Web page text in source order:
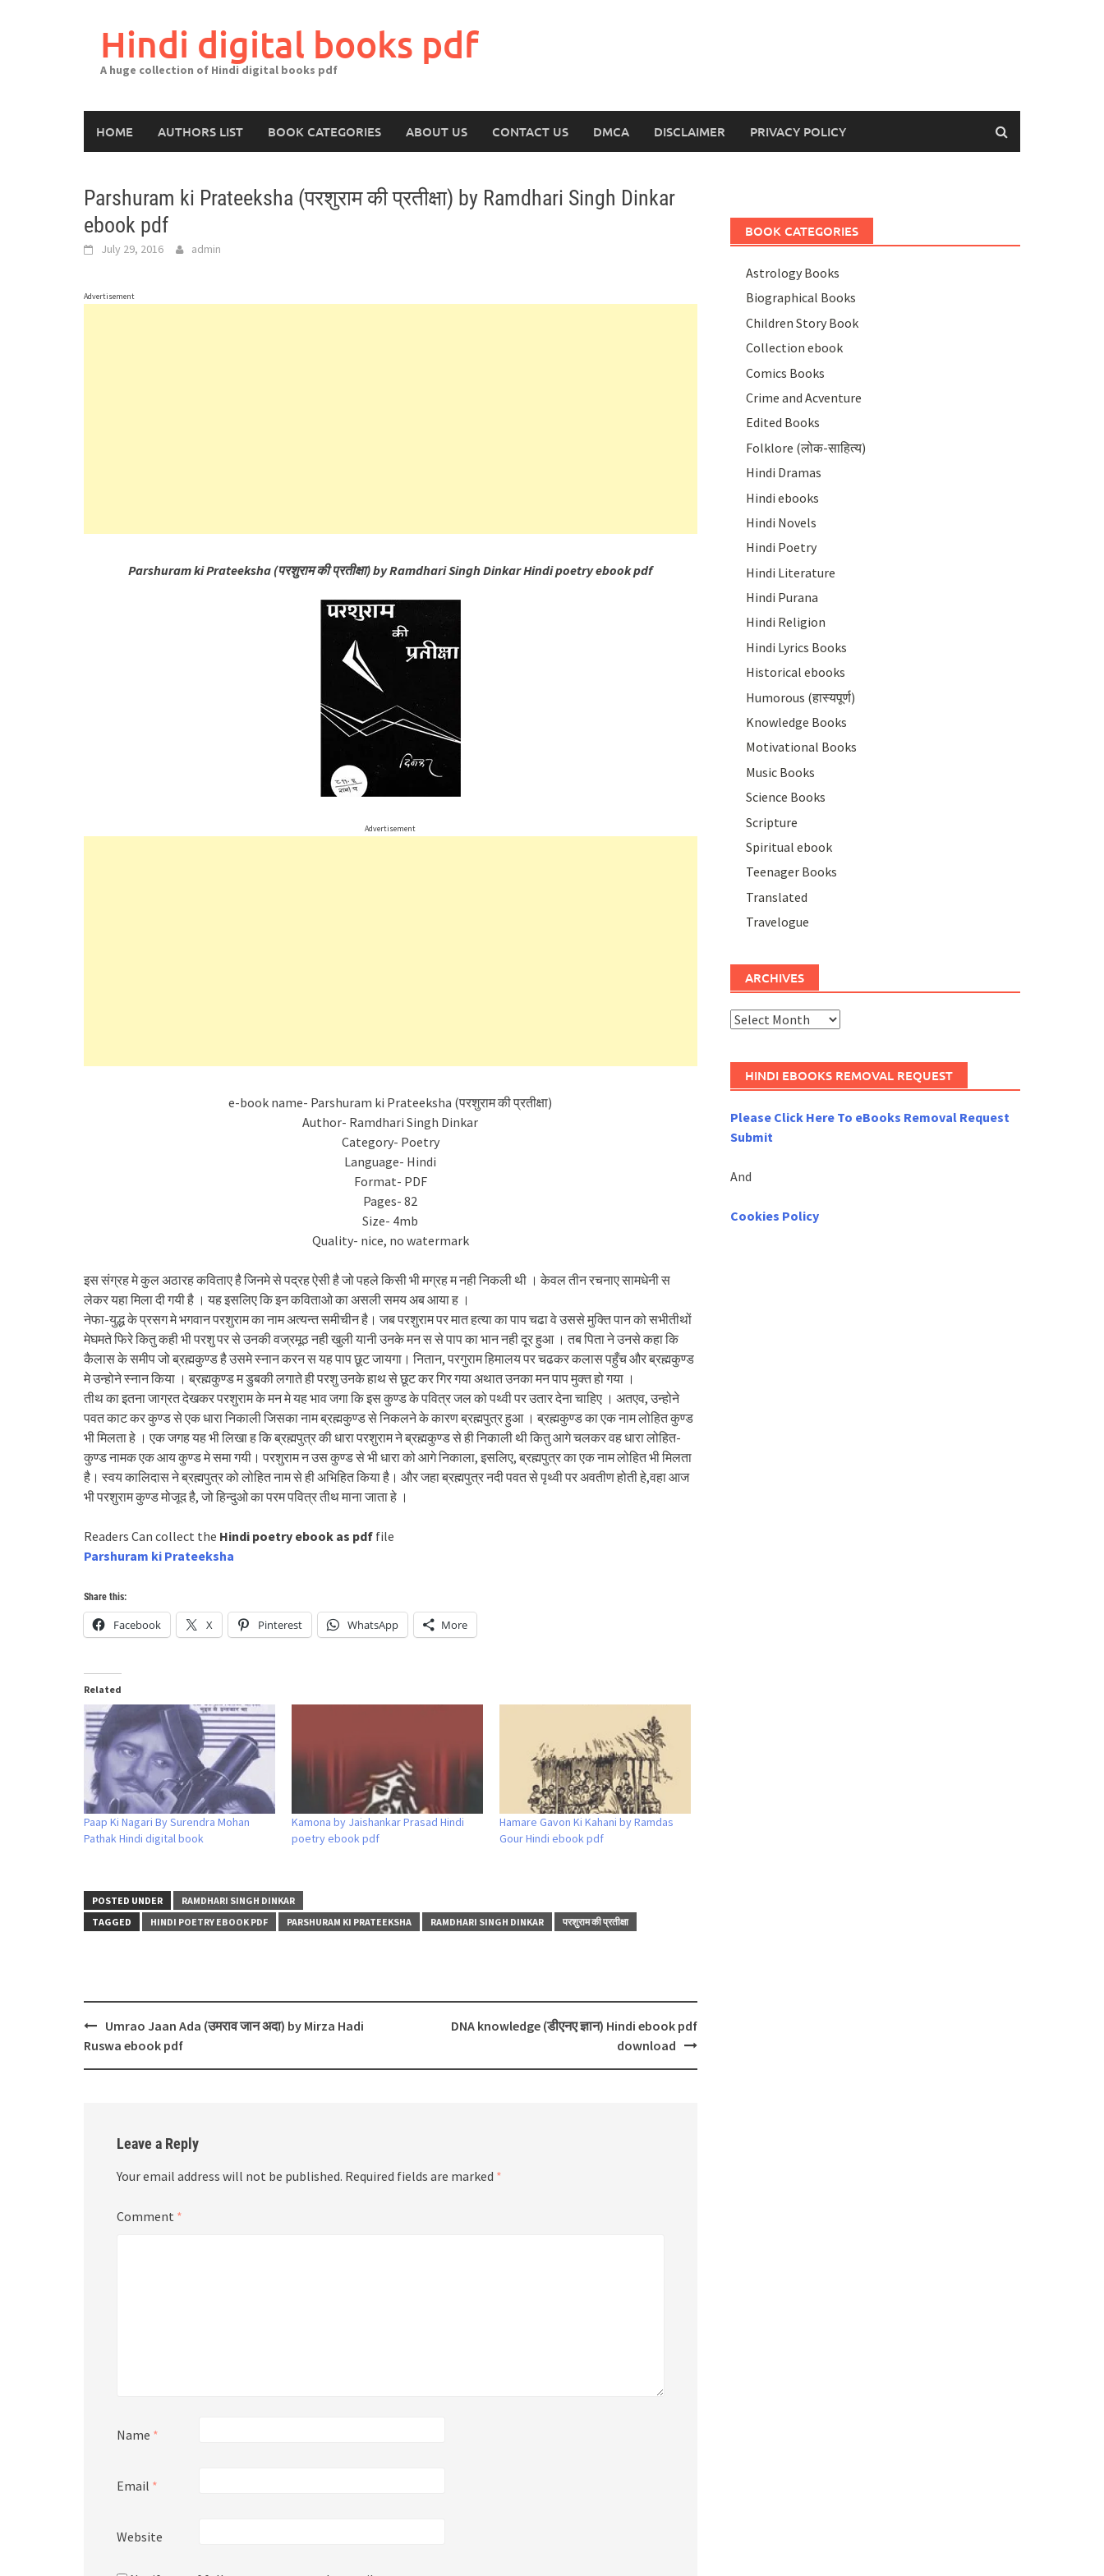
Hindi digital books pdf
A huge collection of Hindi digital books pdf
HOME AUTHORS LIST BOOK CATEGORIES ABOUT US CONTACT US DMCA DISCLAIMER PRIVACY POLICY
Parshuram ki Prateeksha (परशुराम की प्रतीक्षा) by Ramdhari Singh Dinkar
ebook pdf
July 29, 2016 admin
Advertisement
Parshuram ki Prateeksha (परशुराम की प्रतीक्षा) by Ramdhari Singh Dinkar Hindi poetry ebook pdf
Advertisement
e-book name- Parshuram ki Prateeksha (परशुराम की प्रतीक्षा)
Author- Ramdhari Singh Dinkar
Category- Poetry
Language- Hindi
Format- PDF
Pages- 82
Size- 4mb
Quality- nice, no watermark
इस संग्रह मे कुल अठारह कविताए है जिनमे से पद्रह ऐसी है जो पहले किसी भी मग्रह म नही निकली थी । केवल तीन रचनाए सामधेनी स
लेकर यहा मिला दी गयी है । यह इसलिए कि इन कविताओ का असली समय अब आया ह ।
नेफा-युद्ध के प्रसग मे भगवान परशुराम का नाम अत्यन्त समीचीन है। जब परशुराम पर मात हत्या का पाप चढा वे उससे मुक्ति पान को सभीतीथों
मेघमते फिरे कितु कही भी परशु पर से उनकी वज्रमूठ नही खुली यानी उनके मन स से पाप का भान नही दूर हुआ । तब पिता ने उनसे कहा कि
कैलास के समीप जो ब्रह्मकुण्ड है उसमे स्नान करन स यह पाप छूट जायगा। नितान, परगुराम हिमालय पर चढकर कलास पहुँच और ब्रह्मकुण्ड
मे उन्होने स्नान किया । ब्रह्मकुण्ड म डुबकी लगाते ही परशु उनके हाथ से छूट कर गिर गया अथात उनका मन पाप मुक्त हो गया ।
तीथ का इतना जाग्रत देखकर परशुराम के मन मे यह भाव जगा कि इस कुण्ड के पवित्र जल को पथ्वी पर उतार देना चाहिए । अतएव, उन्होने
पवत काट कर कुण्ड से एक धारा निकाली जिसका नाम ब्रह्मकुण्ड से निकलने के कारण ब्रह्मपुत्र हुआ । ब्रह्मकुण्ड का एक नाम लोहित कुण्ड
भी मिलता हे । एक जगह यह भी लिखा ह कि ब्रह्मपुत्र की धारा परशुराम ने ब्रह्मकुण्ड से ही निकाली थी कितु आगे चलकर वह धारा लोहित-
कुण्ड नामक एक आय कुण्ड मे समा गयी। परशुराम न उस कुण्ड से भी धारा को आगे निकाला, इसलिए, ब्रह्मपुत्र का एक नाम लोहित भी मिलता
है। स्वय कालिदास ने ब्रह्मपुत्र को लोहित नाम से ही अभिहित किया है। और जहा ब्रह्मपुत्र नदी पवत से पृथ्वी पर अवतीण होती हे,वहा आज
भी परशुराम कुण्ड मोजूद है, जो हिन्दुओ का परम पवित्र तीथ माना जाता हे ।
Readers Can collect the Hindi poetry ebook as pdf file
Parshuram ki Prateeksha
Share this:
Facebook X Pinterest WhatsApp More
Related
Paap Ki Nagari By Surendra Mohan
Pathak Hindi digital book
Kamona by Jaishankar Prasad Hindi
poetry ebook pdf
Hamare Gavon Ki Kahani by Ramdas
Gour Hindi ebook pdf
POSTED UNDER
RAMDHARI SINGH DINKAR
TAGGED
HINDI POETRY EBOOK PDF PARSHURAM KI PRATEEKSHA RAMDHARI SINGH DINKAR परशुराम की प्रतीक्षा
Post
navigation
Umrao Jaan Ada (उमराव जान अदा) by Mirza Hadi
Ruswa ebook pdf
DNA knowledge (डीएनए ज्ञान) Hindi ebook pdf
download
Leave a Reply
Your email address will not be published. Required fields are marked *
Comment *
Name *
Email *
Website
BOOK CATEGORIES
Astrology Books
Biographical Books
Children Story Book
Collection ebook
Comics Books
Crime and Acventure
Edited Books
Folklore (लोक-साहित्य)
Hindi Dramas
Hindi ebooks
Hindi Novels
Hindi Poetry
Hindi Literature
Hindi Purana
Hindi Religion
Hindi Lyrics Books
Historical ebooks
Humorous (हास्यपूर्ण)
Knowledge Books
Motivational Books
Music Books
Science Books
Scripture
Spiritual ebook
Teenager Books
Translated
Travelogue
ARCHIVES
Archives
HINDI EBOOKS REMOVAL REQUEST
Please Click Here To eBooks Removal Request
Submit
And
Cookies Policy